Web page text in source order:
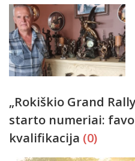
„Rokiškio Grand
starto numeriai:
kvalifikacija (0)